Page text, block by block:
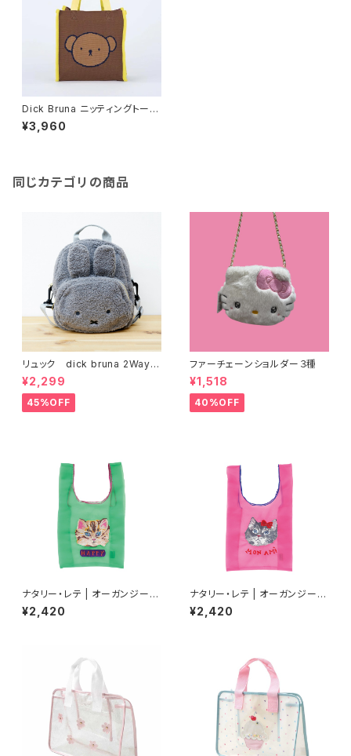
Dick Bruna ニッティングトート
バッグ / boris
¥3,960
同じカテゴリの商品
リュック dick bruna 2Way
¥2,299
45%OFF
ファーチェーンショルダー３種
¥1,518
40%OFF
ナタリー・レテ | オーガンジーバ
ッグ S ブルーアイ | Organdy
Bag S Blue eye
¥2,420
ナタリー・レテ | オーガンジーバ
ッグ S グレーキャット | Organd
y Bag S Gray cat
¥2,420